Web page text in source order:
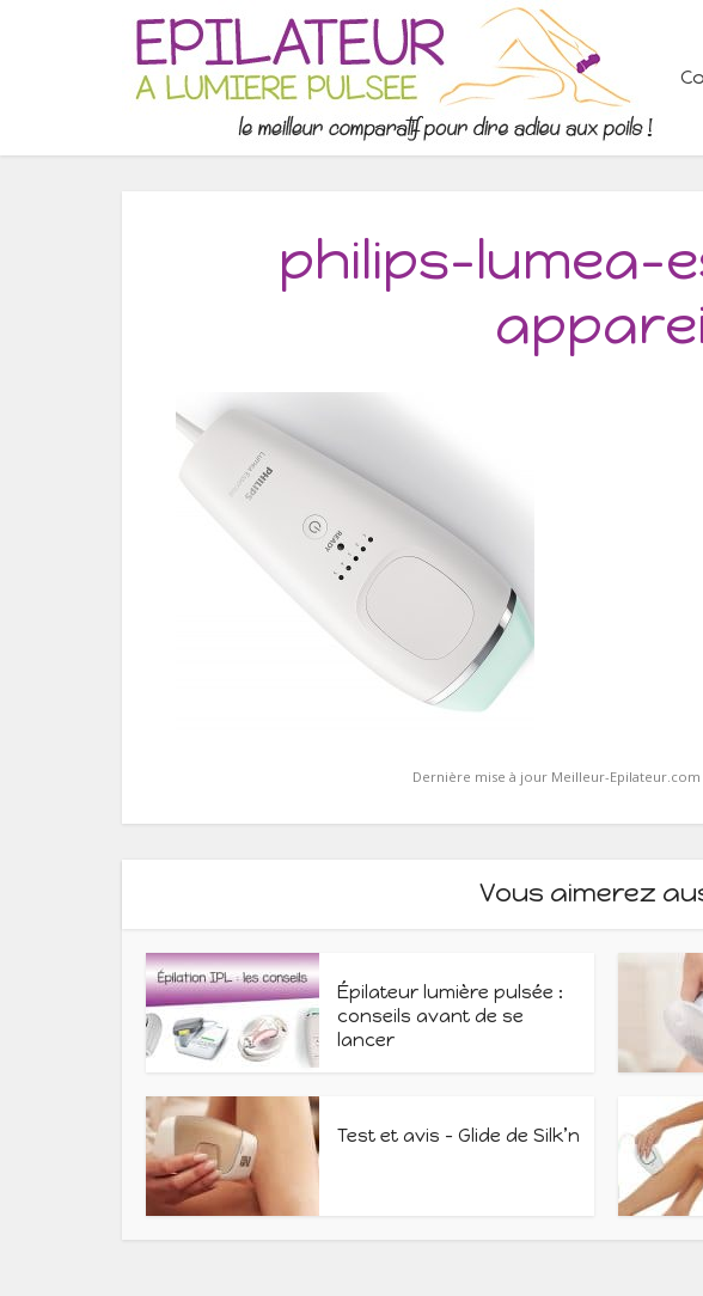
philips-lumea-
Dernière mise à jour Meilleur-Epilateur.com
Vous aimerez
Épilateur lumière pulsée :
conseils avant de se
lancer
Test et avis – Glide de Silk’n